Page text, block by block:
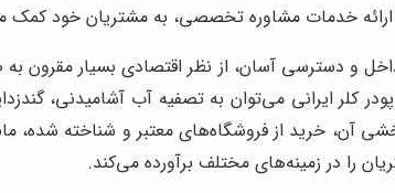
خدمات مشاوره تخصصی، به مشتریان خود کمک
داخل و دسترسی آسان، از نظر اقتصادی بسیار
پودر کلر ایرانی می‌توان به تصفیه آب آشامیدنی،
آن، خرید از فروشگاه‌های معتبر و شناخته شده،
را در زمینه‌های مختلف برآورده می‌کند.